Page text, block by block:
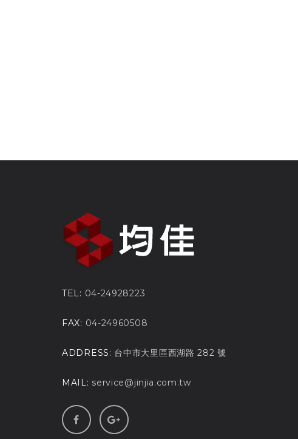
TEL: 04-24928223
FAX: 04-24960508
ADDRESS: 台中市大里區西湖路 282 號
MAIL: service@jinjia.com.tw